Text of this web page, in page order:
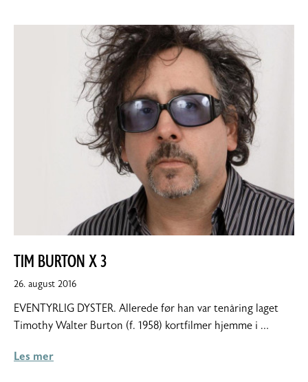
TIM BURTON X 3
26. august 201610.
2016
EVENTYRLIG DYSTER. Allerede før han var tenåring laget
Timothy Walter Burton (f. 1958) kortfilmer hjemme i …
Les mer